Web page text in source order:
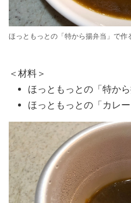
ほっともっとの「特から揚弁当」で作
＜材料＞
ほっともっとの「特か
ほっともっとの「カレ